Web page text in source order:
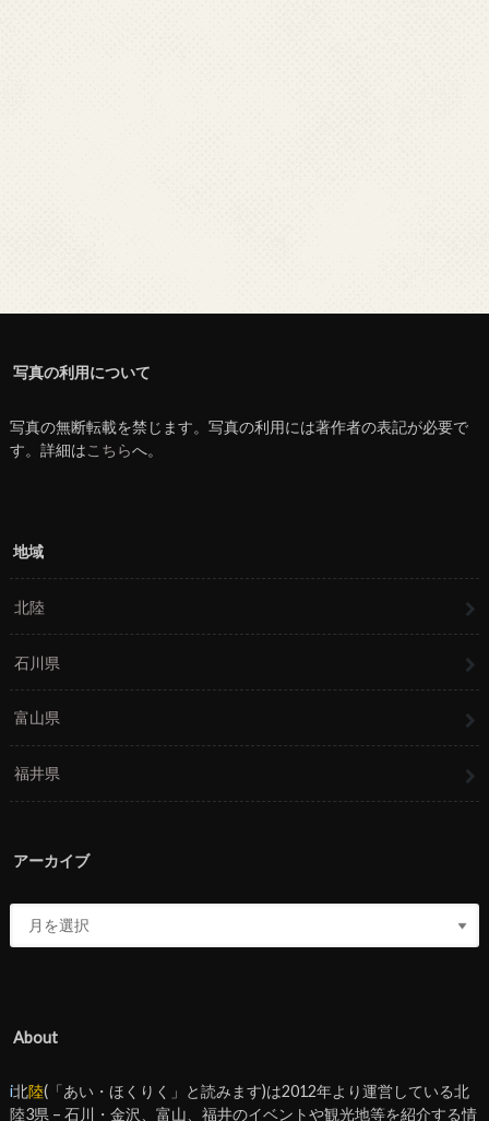
写真の利用について
写真の無断転載を禁じます。写真の利用には著作者の表記が必要で
す。詳細はこちらへ。
地域
北陸
石川県
富山県
福井県
アーカイブ
About
i北陸(「あい・ほくりく」と読みます)は2012年より運営している北
陸3県 – 石川・金沢、富山、福井のイベントや観光地等を紹介する情